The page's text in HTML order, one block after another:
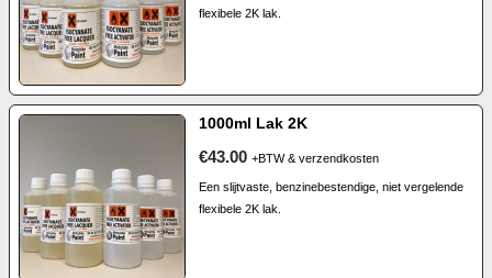
flexibele 2K lak.
1000ml Lak 2K
€43.00 +BTW & verzendkosten
Een slijtvaste, benzinebestendige, niet vergelende
flexibele 2K lak.